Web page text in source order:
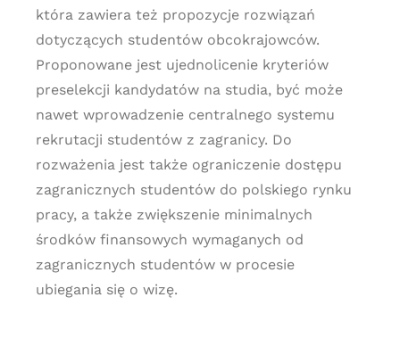
która zawiera też propozycje rozwiązań
dotyczących studentów obcokrajowców.
Proponowane jest ujednolicenie kryteriów
preselekcji kandydatów na studia, być może
nawet wprowadzenie centralnego systemu
rekrutacji studentów z zagranicy. Do
rozważenia jest także ograniczenie dostępu
zagranicznych studentów do polskiego rynku
pracy, a także zwiększenie minimalnych
środków finansowych wymaganych od
zagranicznych studentów w procesie
ubiegania się o wizę.